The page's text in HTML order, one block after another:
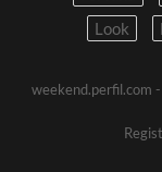
Look
weekend.perfil.com -